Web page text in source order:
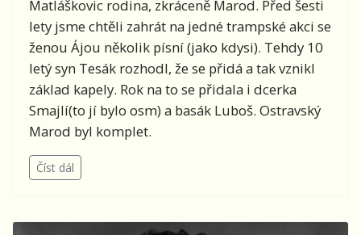
Matláškovic rodina, zkráceně Marod. Před šesti
lety jsme chtěli zahrát na jedné trampské akci se
ženou Ájou několik písní (jako kdysi). Tehdy 10
letý syn Tesák rozhodl, že se přidá a tak vznikl
základ kapely. Rok na to se přidala i dcerka
Smajlí(to jí bylo osm) a basák Luboš. Ostravský
Marod byl komplet.
Číst dál